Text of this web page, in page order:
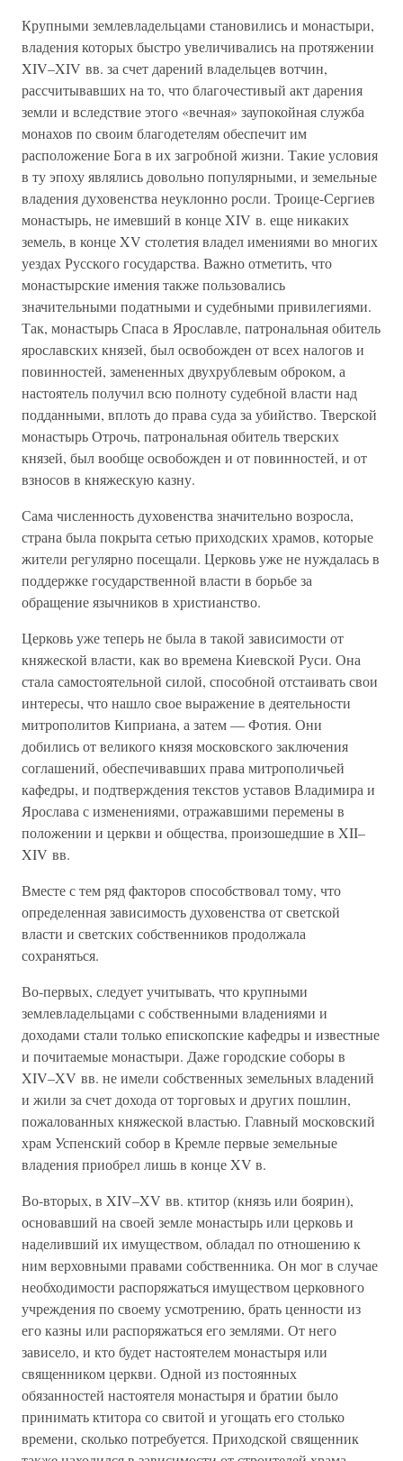
Крупными землевладельцами становились и монастыри,
владения которых быстро увеличивались на протяжении
XIV–XIV вв. за счет дарений владельцев вотчин,
рассчитывавших на то, что благочестивый акт дарения
земли и вследствие этого «вечная» заупокойная служба
монахов по своим благодетелям обеспечит им
расположение Бога в их загробной жизни. Такие условия
в ту эпоху являлись довольно популярными, и земельные
владения духовенства неуклонно росли. Троице-Сергиев
монастырь, не имевший в конце XIV в. еще никаких
земель, в конце XV столетия владел имениями во многих
уездах Русского государства. Важно отметить, что
монастырские имения также пользовались
значительными податными и судебными привилегиями.
Так, монастырь Спаса в Ярославле, патрональная обитель
ярославских князей, был освобожден от всех налогов и
повинностей, замененных двухрублевым оброком, а
настоятель получил всю полноту судебной власти над
подданными, вплоть до права суда за убийство. Тверской
монастырь Отрочь, патрональная обитель тверских
князей, был вообще освобожден и от повинностей, и от
взносов в княжескую казну.
Сама численность духовенства значительно возросла,
страна была покрыта сетью приходских храмов, которые
жители регулярно посещали. Церковь уже не нуждалась в
поддержке государственной власти в борьбе за
обращение язычников в христианство.
Церковь уже теперь не была в такой зависимости от
княжеской власти, как во времена Киевской Руси. Она
стала самостоятельной силой, способной отстаивать свои
интересы, что нашло свое выражение в деятельности
митрополитов Киприана, а затем — Фотия. Они
добились от великого князя московского заключения
соглашений, обеспечивавших права митрополичьей
кафедры, и подтверждения текстов уставов Владимира и
Ярослава с изменениями, отражавшими перемены в
положении и церкви и общества, произошедшие в XII–
XIV вв.
Вместе с тем ряд факторов способствовал тому, что
определенная зависимость духовенства от светской
власти и светских собственников продолжала
сохраняться.
Во-первых, следует учитывать, что крупными
землевладельцами с собственными владениями и
доходами стали только епископские кафедры и известные
и почитаемые монастыри. Даже городские соборы в
XIV–XV вв. не имели собственных земельных владений
и жили за счет дохода от торговых и других пошлин,
пожалованных княжеской властью. Главный московский
храм Успенский собор в Кремле первые земельные
владения приобрел лишь в конце XV в.
Во-вторых, в XIV–XV вв. ктитор (князь или боярин),
основавший на своей земле монастырь или церковь и
наделивший их имуществом, обладал по отношению к
ним верховными правами собственника. Он мог в случае
необходимости распоряжаться имуществом церковного
учреждения по своему усмотрению, брать ценности из
его казны или распоряжаться его землями. От него
зависело, и кто будет настоятелем монастыря или
священником церкви. Одной из постоянных
обязанностей настоятеля монастыря и братии было
принимать ктитора со свитой и угощать его столько
времени, сколько потребуется. Приходской священник